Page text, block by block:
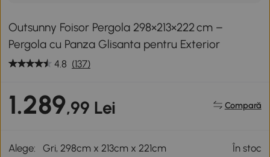
Outsunny Foisor Pergola 298×213×222 cm –
Pergola cu Panza Glisanta pentru Exterior
4.8 (137)
1.289,99 Lei Compară
Alege: Gri, 298cm x 213cm x 221cm În stoc